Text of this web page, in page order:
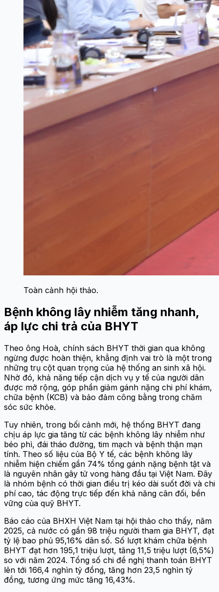
Toàn cảnh hội thảo.
Bệnh không lây nhiễm tăng nhanh,
áp lực chi trả của BHYT
Theo ông Hoà, chính sách BHYT thời gian qua không
ngừng được hoàn thiện, khẳng định vai trò là một trong
những trụ cột quan trọng của hệ thống an sinh xã hội.
Nhờ đó, khả năng tiếp cận dịch vụ y tế của người dân
được mở rộng, góp phần giảm gánh nặng chi phí khám,
chữa bệnh (KCB) và bảo đảm công bằng trong chăm
sóc sức khỏe.
Tuy nhiên, trong bối cảnh mới, hệ thống BHYT đang
chịu áp lực gia tăng từ các bệnh không lây nhiễm như
béo phì, đái tháo đường, tim mạch và bệnh thận mạn
tính. Theo số liệu của Bộ Y tế, các bệnh không lây
nhiễm hiện chiếm gần 74% tổng gánh nặng bệnh tật và
là nguyên nhân gây tử vong hàng đầu tại Việt Nam. Đây
là nhóm bệnh có thời gian điều trị kéo dài suốt đời và chi
phí cao, tác động trực tiếp đến khả năng cân đối, bền
vững của quỹ BHYT.
Báo cáo của BHXH Việt Nam tại hội thảo cho thấy, năm
2025, cả nước có gần 98 triệu người tham gia BHYT, đạt
tỷ lệ bao phủ 95,16% dân số. Số lượt khám chữa bệnh
BHYT đạt hơn 195,1 triệu lượt, tăng 11,5 triệu lượt (6,5%)
so với năm 2024. Tổng số chi đề nghị thanh toán BHYT
lên tới 166,4 nghìn tỷ đồng, tăng hơn 23,5 nghìn tỷ
đồng, tương ứng mức tăng 16,43%.